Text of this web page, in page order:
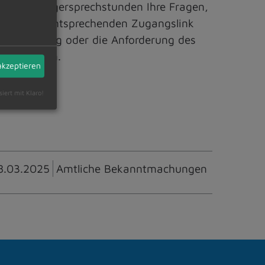
der Bürgersprechstunden Ihre Fragen,
Den entsprechenden Zugangslink
oder die Anforderung des
Amtliche Bekanntmachungen
mit Klaro!